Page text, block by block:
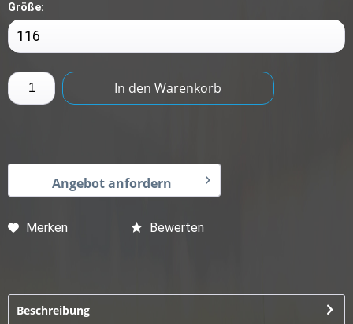
Größe:
In den Warenkorb
Angebot anfordern
Merken Bewerten
Beschreibung